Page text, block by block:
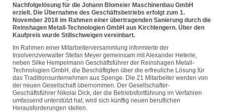
Nachfolgelösung für die Johann Blomeier Maschinenbau GmbH
erzielt. Die Übernahme des Geschäftsbetriebs erfolgt zum 1.
November 2018 im Rahmen einer übertragenden Sanierung durch die
Reinshagen Metall-Technologien GmbH aus Kirchlengern. Über den
Kaufpreis wurde Stillschweigen vereinbart.
Im Rahmen einer Mitarbeiterversammlung informierte der
Insolvenzverwalter Stefan Meyer gemeinsam mit Alexander Heterle,
neben Silke Hempelmann Geschäftsführer der Reinshagen Metall-
Technologien GmbH, die Beschäftigten über die erfreuliche Lösung für
das Traditionsunternehmen aus Spenge. Die 21 Mitarbeiter werden von
der neuen Gesellschaft übernommen. Der Gesellschafter-
Geschäftsführer Nikolai Dick, der die Betriebsfortführung im Verfahren
umfassend unterstützt hat, wird sich künftig neuen beruflichen
Herausforderungen stellen.